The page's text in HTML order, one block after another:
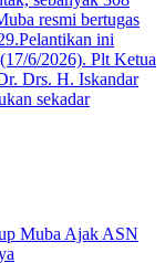
resmi bertugas
ini
6/2026). Plt Ketua
Drs. H. Iskandar
sekadar